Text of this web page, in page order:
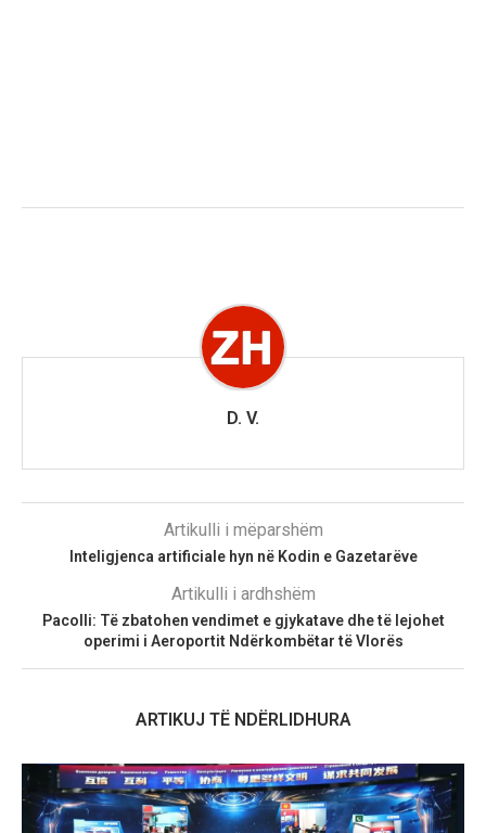
D. V.
Artikulli i mëparshëm
Inteligjenca artificiale hyn në Kodin e Gazetarëve
Artikulli i ardhshëm
Pacolli: Të zbatohen vendimet e gjykatave dhe të lejohet
operimi i Aeroportit Ndërkombëtar të Vlorës
ARTIKUJ TË NDËRLIDHURA